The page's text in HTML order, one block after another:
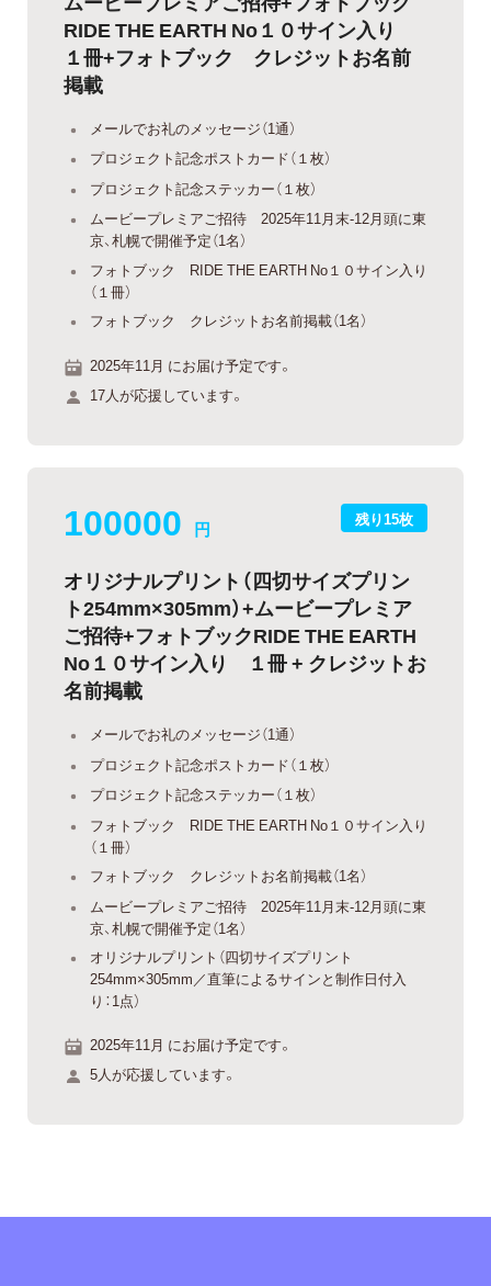
RIDE THE EARTH No１０サイン入り
１冊+フォトブック クレジットお名前
掲載
メールでお礼のメッセージ（1通）
プロジェクト記念ポストカード（１枚）
プロジェクト記念ステッカー（１枚）
ムービープレミアご招待 2025年11月末-12月頭に東
京、札幌で開催予定（1名）
フォトブック RIDE THE EARTH No１０サイン入り
（１冊）
フォトブック クレジットお名前掲載（1名）
2025年11月 にお届け予定です。
17人が応援しています。
残り15枚
100000 円
オリジナルプリント（四切サイズプリン
ト254mm×305mm）+ムービープレミア
ご招待+フォトブックRIDE THE EARTH
No１０サイン入り １冊 + クレジットお
名前掲載
メールでお礼のメッセージ（1通）
プロジェクト記念ポストカード（１枚）
プロジェクト記念ステッカー（１枚）
フォトブック RIDE THE EARTH No１０サイン入り
（１冊）
フォトブック クレジットお名前掲載（1名）
ムービープレミアご招待 2025年11月末-12月頭に東
京、札幌で開催予定（1名）
オリジナルプリント（四切サイズプリント
254mm×305mm／直筆によるサインと制作日付入
り：1点）
2025年11月 にお届け予定です。
5人が応援しています。